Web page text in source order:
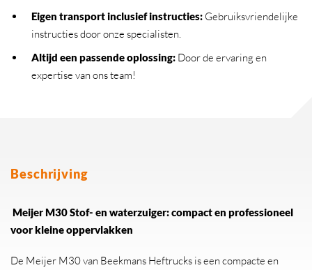
Eigen transport inclusief instructies:Gebruiksvriendelijke
instructies door onze specialisten.
Altijd een passende oplossing:Door de ervaring en
expertise van ons team!
Beschrijving
Meijer M30 Stof- en waterzuiger: compact en professioneel
voor kleine oppervlakken
De Meijer M30 van Beekmans Heftrucks is een compacte en